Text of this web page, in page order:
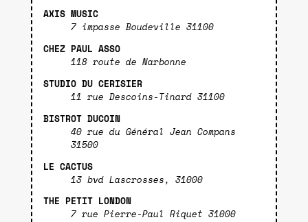
AXIS MUSIC
7 impasse Boudeville 31100
CHEZ PAUL ASSO
118 route de Narbonne
STUDIO DU CERISIER
11 rue Descoins-Tinard 31100
BISTROT DUCOIN
40 rue du Général Jean Compans
31500
LE CACTUS
13 bvd Lascrosses, 31000
THE PETIT LONDON
7 rue Pierre-Paul Riquet 31000